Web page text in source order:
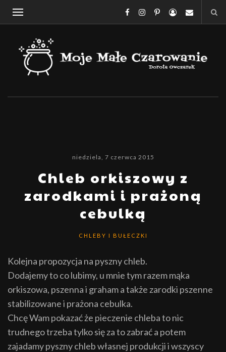
niedziela, 7 czerwca 2015
Chleb orkiszowy z
zarodkami i prażoną
cebulką
CHLEBY I BUŁECZKI
Kolejna propozycja na pyszny chleb.
Dodajemy to co lubimy, u mnie tym razem mąka
orkiszowa, pszenna i graham a także zarodki pszenne
stabilizowane i prażona cebulka.
Chcę Wam pokazać że pieczenie chleba to nic
trudnego trzeba tylko się za to zabrać a potem
zajadamy pyszny chleb własnej produkcji i wszyscy